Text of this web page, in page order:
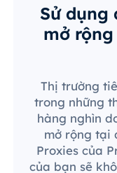
Sử dụng
mở
Thị trường
trong những
hàng nghìn
mở rộng tại
Proxies của
của bạn sẽ